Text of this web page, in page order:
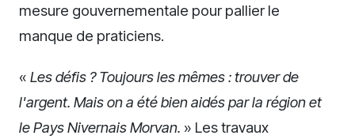
mesure gouvernementale pour pallier le
manque de praticiens.
« Les défis ? Toujours les mêmes : trouver de
l'argent. Mais on a été bien aidés par la région et
le Pays Nivernais Morvan. » Les travaux